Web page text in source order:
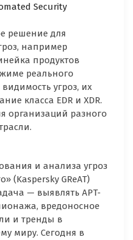
Security
решение для
например
продуктов
реального
угроз, их
класса EDR и XDR.
организаций разного
и анализа угроз
(Kaspersky GReAT)
— выявлять APT-
вредоносное
и тренды в
миру. Сегодня в